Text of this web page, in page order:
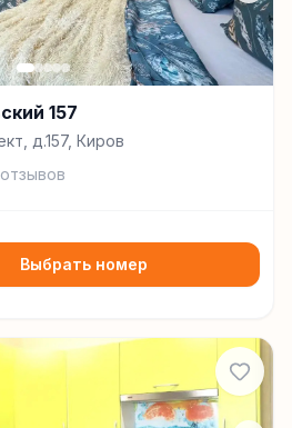
157
д.157, Киров
отзывов
Выбрать номер